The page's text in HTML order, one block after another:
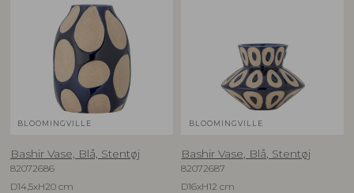
BLOOMINGVILLE
Bashir Vase, Blå, Stentøj
82072686
D14,5xH20 cm
BLOOMINGVILLE
Bashir Vase, Blå, Stentøj
82072687
D16xH12 cm